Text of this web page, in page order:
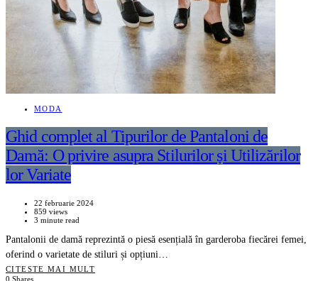
MODA
Ghid complet al Tipurilor de Pantaloni de
Damă: O privire asupra Stilurilor și Utilizărilor
lor Variate
22 februarie 2024
859 views
3 minute read
Pantalonii de damă reprezintă o piesă esențială în garderoba fiecărei femei,
oferind o varietate de stiluri și opțiuni…
CITESTE MAI MULT
0 Shares